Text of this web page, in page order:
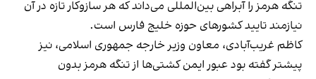
تنگه هرمز را آبراهی بین‌المللی می‌داند که هر سازوکار تازه در آن
نیازمند تایید کشورهای حوزه خلیج فارس است.
کاظم غریب‌آبادی، معاون وزیر خارجه جمهوری اسلامی، نیز
پیشتر گفته بود عبور ایمن کشتی‌ها از تنگه هرمز بدون